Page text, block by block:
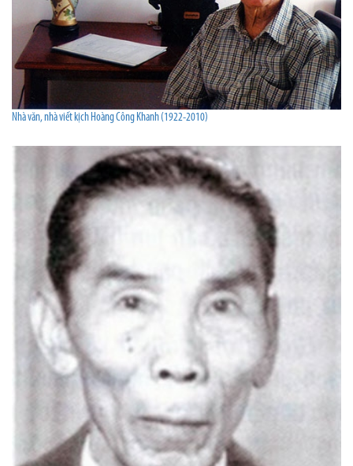
Nhà văn, nhà viết kịch Hoàng Công Khanh (1922-2010)